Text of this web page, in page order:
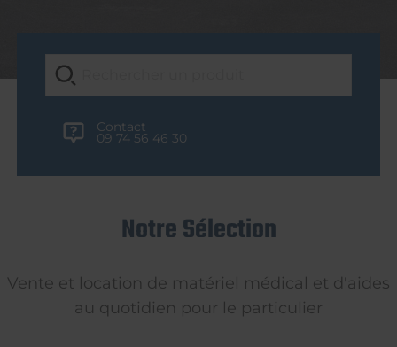
Contact
09 74 56 46 30
Notre Sélection
Vente et location de matériel médical et d'aides
au quotidien pour le particulier